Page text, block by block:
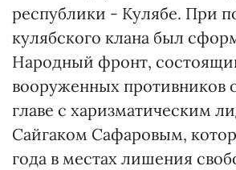
республики - Кулябе. При
кулябского клана был
Народный фронт,
вооруженных противников
главе с харизматическим
Сайгаком Сафаровым,
года в местах лишения